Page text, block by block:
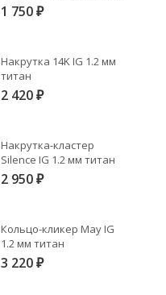
1 750 ₽
Накрутка 14K IG 1.2 мм
титан
2 420 ₽
Накрутка-кластер
Silence IG 1.2 мм титан
2 950 ₽
Кольцо-кликер May IG
1.2 мм титан
3 220 ₽